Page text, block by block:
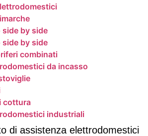
by side
by side
combinati
da incasso
cottura
industriali
di assistenza elettrodomestici